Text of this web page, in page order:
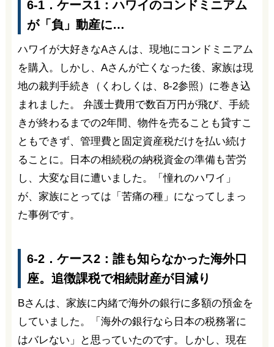
6-1．ケース1：ハワイのコンドミニアム
が「負」動産に…
ハワイが大好きなAさんは、現地にコンドミニアム
を購入。しかし、Aさんが亡くなった後、家族は現
地の裁判手続き（くわしくは、8-2参照）に巻き込
まれました。 弁護士費用で数百万円が飛び、手続
きが終わるまでの2年間、物件を売ることも貸すこ
ともできず、管理費と固定資産税だけを払い続け
ることに。日本の相続税の納税資金の準備も苦労
し、大変な目に遭いました。「憧れのハワイ」
が、家族にとっては「苦痛の種」になってしまっ
た事例です。
6-2．ケース2：誰も知らなかった海外口
座。追徴課税で相続財産が目減り
Bさんは、家族に内緒で海外の銀行に多額の預金を
していました。「海外の銀行なら日本の税務署に
はバレない」と思っていたのです。しかし、現在